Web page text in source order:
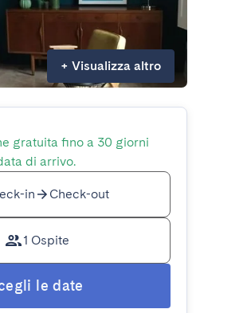
+ Visualizza altro
gratuita fino a 30 giorni
di arrivo.
in Check-out
1 Ospite
le date